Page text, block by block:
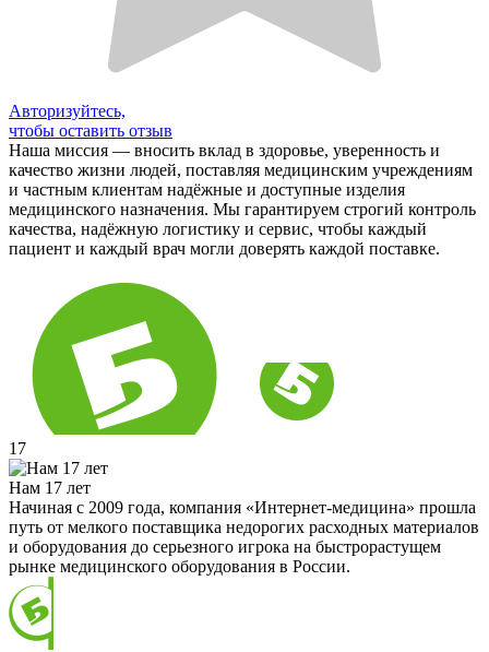
Авторизуйтесь,
чтобы оставить отзыв
Наша миссия — вносить вклад в здоровье, уверенность и
качество жизни людей, поставляя медицинским учреждениям
и частным клиентам надёжные и доступные изделия
медицинского назначения. Мы гарантируем строгий контроль
качества, надёжную логистику и сервис, чтобы каждый
пациент и каждый врач могли доверять каждой поставке.
17
Нам 17 лет
Начиная с 2009 года, компания «Интернет-медицина» прошла
путь от мелкого поставщика недорогих расходных материалов
и оборудования до серьезного игрока на быстрорастущем
рынке медицинского оборудования в России.